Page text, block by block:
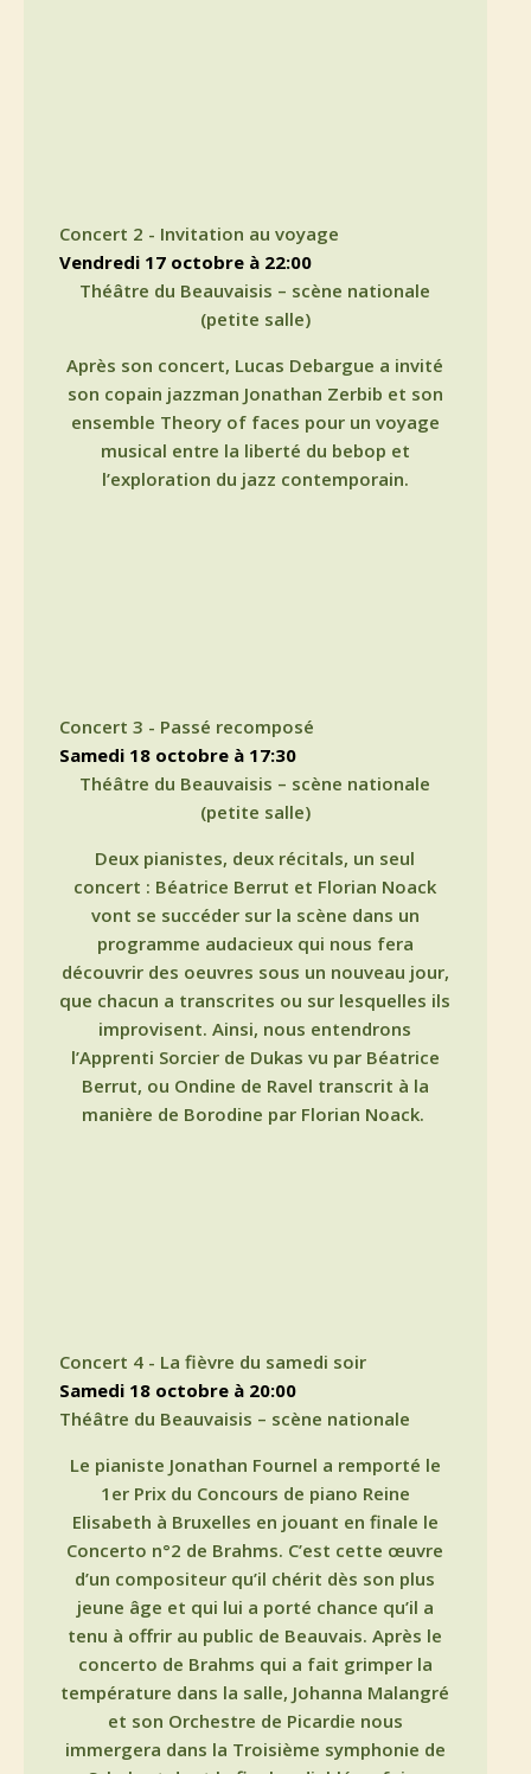
Concert 2 - Invitation au voyage
vendredi 17 octobre à 22:00
Théâtre du Beauvaisis – scène nationale
(petite salle)
Après son concert, Lucas Debargue a invité
son copain jazzman Jonathan Zerbib et son
ensemble Theory of faces pour un voyage
musical entre la liberté du bebop et
l’exploration du jazz contemporain.
Concert 3 - Passé recomposé
samedi 18 octobre à 17:30
Théâtre du Beauvaisis – scène nationale
(petite salle)
Deux pianistes, deux récitals, un seul
concert : Béatrice Berrut et Florian Noack
vont se succéder sur la scène dans un
programme audacieux qui nous fera
découvrir des oeuvres sous un nouveau jour,
que chacun a transcrites ou sur lesquelles ils
improvisent. Ainsi, nous entendrons
l’Apprenti Sorcier de Dukas vu par Béatrice
Berrut, ou Ondine de Ravel transcrit à la
manière de Borodine par Florian Noack.
Concert 4 - La fièvre du samedi soir
samedi 18 octobre à 20:00
Théâtre du Beauvaisis – scène nationale
Le pianiste Jonathan Fournel a remporté le
1er Prix du Concours de piano Reine
Elisabeth à Bruxelles en jouant en finale le
Concerto n°2 de Brahms. C’est cette œuvre
d’un compositeur qu’il chérit dès son plus
jeune âge et qui lui a porté chance qu’il a
tenu à offrir au public de Beauvais. Après le
concerto de Brahms qui a fait grimper la
température dans la salle, Johanna Malangré
et son Orchestre de Picardie nous
immergera dans la Troisième symphonie de